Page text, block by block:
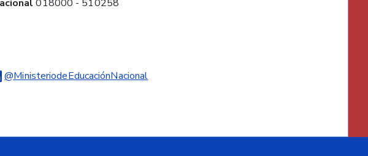
018000 - 510258
@MinisteriodeEducaciónNacional